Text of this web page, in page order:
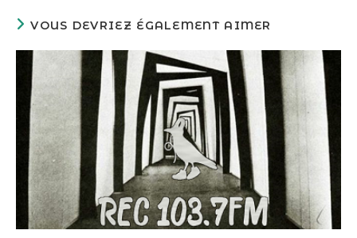
VOUS DEVRIEZ ÉGALEMENT AIMER